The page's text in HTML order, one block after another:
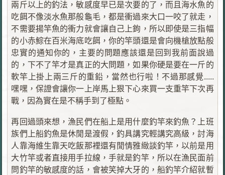
兩斤以上的釣法，敏感度早已是次要的了，而且海水魚的
吃餌不像淡水魚那般龜毛，都是衝過來大口一咬了就走，
不需要揚竿魚的衝力就會讓自己上鉤，所以即使是三指幅
的小赤鯮在百米海底吃餌，你的竿頭還是會向機槍放點般
忠實的通知你的，主要的問題應該還是回到我前面說過
的，下不了竿才是真正的大問題，如果你硬是要在一斤的
軟竿上掛上兩三斤的重鉛，當然也行啦！不過那感覺.....
嘿嘿，保證會讓你一上岸馬上狠下心來買一支重竿下次再
戰，因為實在是不稱手到了極點。
再回過頭來想，漁民們在船上是用什麼釣竿來釣魚？上班
族們上船釣魚是休閒是渡假，釣具講究輕講究高級，討海
人靠海維生靠天吃飯那裡還有閒情雅緻談釣竿，以前是用
大竹竿或者直接用手拉線，手就是釣竿，所以在漁民面前
問釣竿的敏感度的話，會被笑掉大牙的，船釣竿介紹就暫